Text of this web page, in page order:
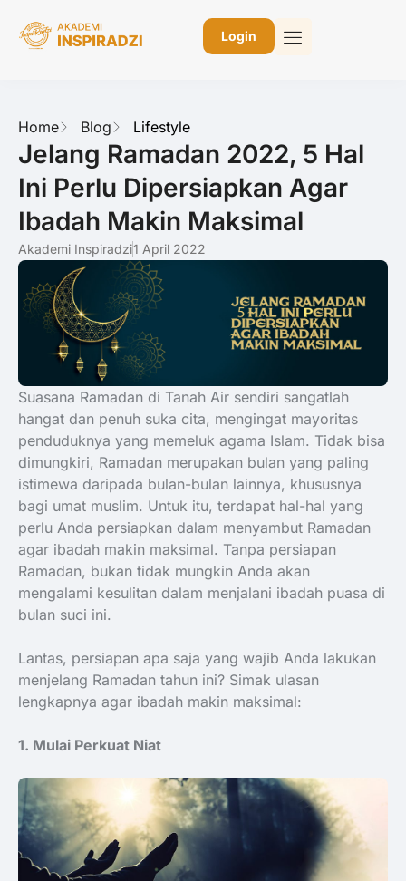
Login
Home Blog Lifestyle
Jelang Ramadan 2022, 5 Hal
Ini Perlu Dipersiapkan Agar
Ibadah Makin Maksimal
Akademi Inspiradzi1 April 2022
Suasana Ramadan di Tanah Air sendiri sangatlah
hangat dan penuh suka cita, mengingat mayoritas
penduduknya yang memeluk agama Islam. Tidak bisa
dimungkiri, Ramadan merupakan bulan yang paling
istimewa daripada bulan-bulan lainnya, khususnya
bagi umat muslim. Untuk itu, terdapat hal-hal yang
perlu Anda persiapkan dalam menyambut Ramadan
agar ibadah makin maksimal. Tanpa persiapan
Ramadan, bukan tidak mungkin Anda akan
mengalami kesulitan dalam menjalani ibadah puasa di
bulan suci ini.
Lantas, persiapan apa saja yang wajib Anda lakukan
menjelang Ramadan tahun ini? Simak ulasan
lengkapnya agar ibadah makin maksimal:
1. Mulai Perkuat Niat